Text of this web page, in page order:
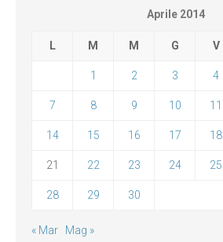
Aprile 2014
L M M G V
1 2 3 4
7 8 9 10 11
14 15 16 17 18
21 22 23 24 25
28 29 30
« Mar Mag »